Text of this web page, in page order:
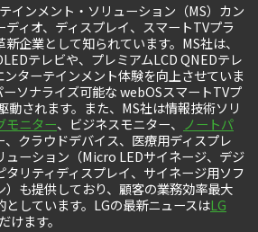
インメント・ソリューション（MS）カン
ィオ、ディスプレイ、スマートTVプラ
企業として知られています。MS社は、
テレビや、プレミアムLCD QNEDテレ
ターテインメント体験を向上させていま
ソナライズ可能な webOSスマートTVプ
動されます。また、MS社は情報技術ソリ
モニター、ビジネスモニター、 ノートパ
、クラウドデバイス、医療用ディスプレ
ューション（Micro LEDサイネージ、デジ
リティディスプレイ、サイネージ用ソフ
）も提供しており、顧客の業務効率最大
しています。LGの最新ニュースはLG
けます。